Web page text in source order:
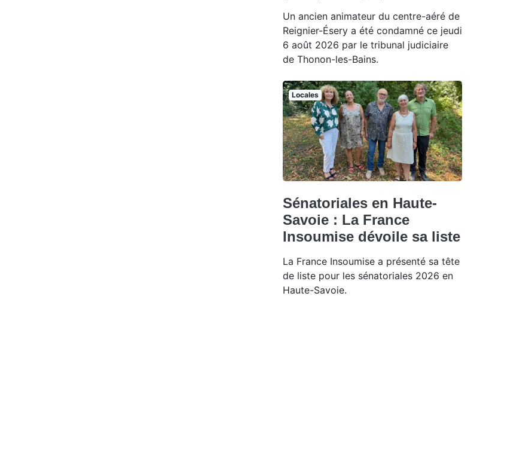
Un ancien animateur du centre-aéré de
Reignier-Ésery a été condamné ce jeudi
6 août 2026 par le tribunal judiciaire
de Thonon-les-Bains.
Locales
Sénatoriales en Haute-
Savoie : La France
Insoumise dévoile sa liste
La France Insoumise a présenté sa tête
de liste pour les sénatoriales 2026 en
Haute-Savoie.